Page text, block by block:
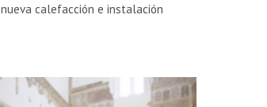
calefacción e instalación